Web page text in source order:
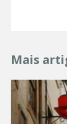
Mais